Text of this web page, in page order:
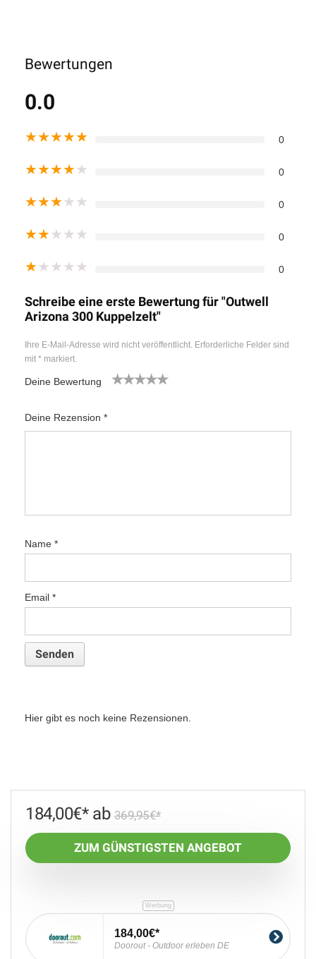
Bewertungen
0.0
★★★★★ 0
★★★★★ 0
★★★★★ 0
★★★★★ 0
★★★★★ 0
Schreibe eine erste Bewertung für "Outwell
Arizona 300 Kuppelzelt"
Ihre E-Mail-Adresse wird nicht veröffentlicht. Erforderliche Felder sind
mit * markiert.
Deine Bewertung
Deine Rezension *
Name *
Email *
Hier gibt es noch keine Rezensionen.
369,95€
184,00€
ZUM GÜNSTIGSTEN ANGEBOT
184,00€
Doorout - Outdoor erleben DE